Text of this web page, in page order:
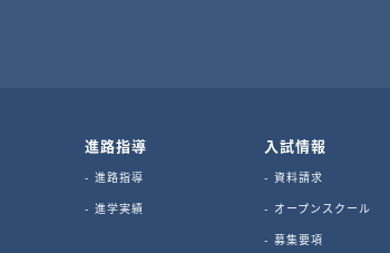
進路指導
進路指導
進学実績
入試情報
資料請求
オープンスクール
募集要項